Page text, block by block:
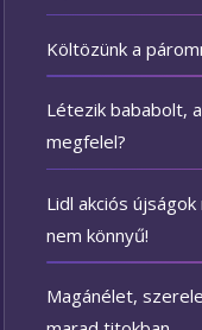
Költözünk a
Létezik bababolt,
megfelel?
Lidl akciós
nem könnyű!
Magánélet,